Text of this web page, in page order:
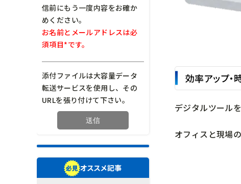
効率アップ・
デジタルツール
オフィスと現場
信前にもう一度内容をお確か
めください。
お名前とメールアドレスは必
須項目*です。
添付ファイルは大容量データ
転送サービスを使用し、その
URLを張り付けて下さい。
オススメ記事